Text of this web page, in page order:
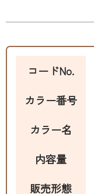
コードNo.
カラー番号
カラー名
内容量
販売形態